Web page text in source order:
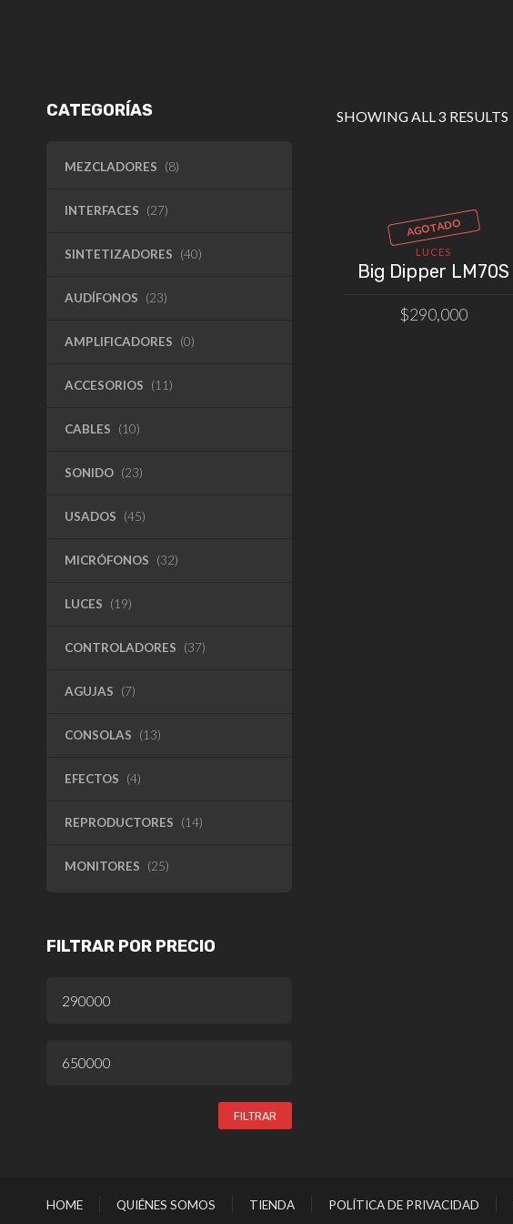
CATEGORÍAS
MEZCLADORES (8)
INTERFACES (27)
SINTETIZADORES (40)
AUDÍFONOS (23)
AMPLIFICADORES (0)
ACCESORIOS (11)
CABLES (10)
SONIDO (23)
USADOS (45)
MICRÓFONOS (32)
LUCES (19)
CONTROLADORES (37)
AGUJAS (7)
CONSOLAS (13)
EFECTOS (4)
REPRODUCTORES (14)
MONITORES (25)
FILTRAR POR PRECIO
MÍNIMO
MÁXIMO
FILTRAR
SHOWING ALL 3 RESULTS
AGOTADO
LUCES
Big Dipper LM70S
$290,000
HOME QUIÉNES SOMOS TIENDA POLÍTICA DE PRIVACIDAD